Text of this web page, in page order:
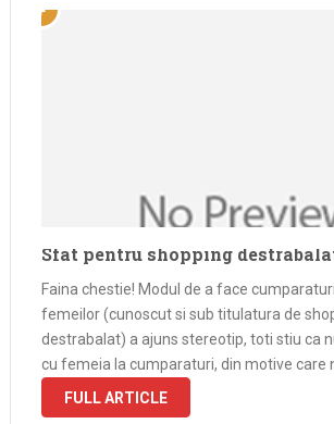
Sfat pentru shopping
Faina chestie! Modul de a face
femeilor (cunoscut si sub titulatura de
destrabalat) a ajuns stereotip, toti stiu ca
cu femeia la cumparaturi, din motive care
FULL ARTICLE